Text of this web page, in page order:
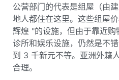
公营部门的代表是组屋（由
地人都住在这里。这些组屋
辉煌 "的设施，但由于靠近购
诊所和娱乐设施，仍然是不
到 3 千新元不等。亚洲外籍
合理。